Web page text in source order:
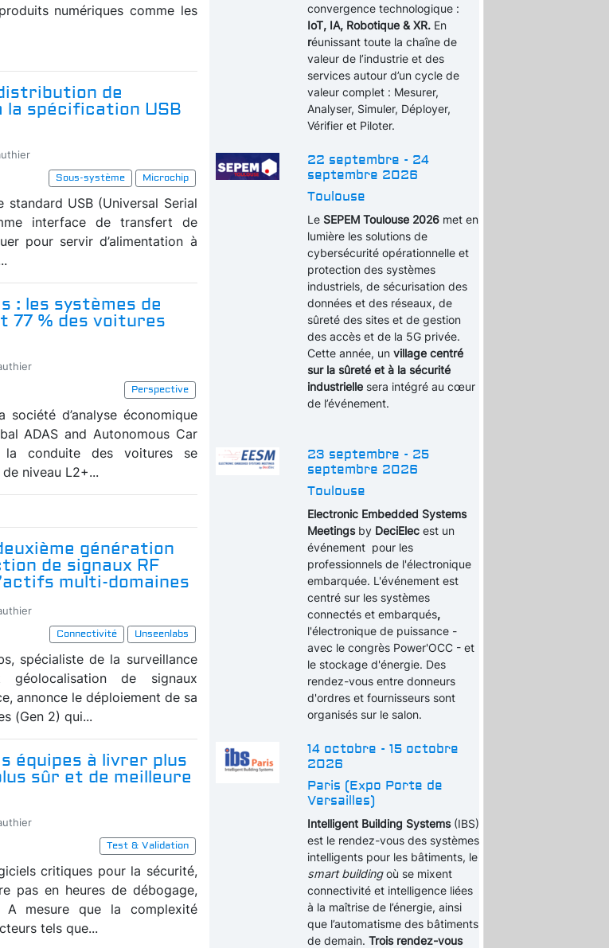
numériques comme les
de
spécification USB
Sous-système
Microchip
standard USB (Universal Serial
interface de transfert de
pour servir d’alimentation à
: les systèmes de
77 % des voitures
Perspective
d’analyse économique
ADAS and Autonomous Car
la conduite des voitures se
niveau L2+...
génération
de signaux RF
multi-domaines
Connectivité
Unseenlabs
spécialiste de la surveillance
de signaux
annonce le déploiement de sa
(Gen 2) qui...
équipes à livrer plus
sûr et de meilleure
Test & Validation
critiques pour la sécurité,
pas en heures de débogage,
mesure que la complexité
tels que...
convergence technologique :
IoT, IA, Robotique & XR. En
réunissant toute la chaîne de
valeur de l’industrie et des
services autour d’un cycle de
valeur complet : Mesurer,
Analyser, Simuler, Déployer,
Vérifier et Piloter.
22 septembre - 24
septembre 2026
Toulouse
Le SEPEM Toulouse 2026met en
lumière les solutions de
cybersécurité opérationnelle et
protection des systèmes
industriels, de sécurisation des
données et des réseaux, de
sûreté des sites et de gestion
des accès et de la 5G privée.
Cette année, un village centré
sur la sûreté et à la sécurité
industriellesera intégré au cœur
de l’événement.
23 septembre - 25
septembre 2026
Toulouse
Electronic Embedded Systems
Meetingsby DeciElec est un
événement pour les
professionnels de l'électronique
embarquée. L'événement est
centré sur les systèmes
connectés et embarqués,
l'électronique de puissance -
avec le congrès Power'OCC - et
le stockage d'énergie. Des
rendez-vous entre donneurs
d'ordres et fournisseurs sont
organisés sur le salon.
14 octobre - 15 octobre
2026
Paris (Expo Porte de
Versailles)
Intelligent Building Systems(IBS)
est le rendez-vous des systèmes
intelligents pour les bâtiments, le
smart buildingoù se mixent
connectivité et intelligence liées
à la maîtrise de l’énergie, ainsi
que l’automatisme des bâtiments
de demain. Trois rendez-vous